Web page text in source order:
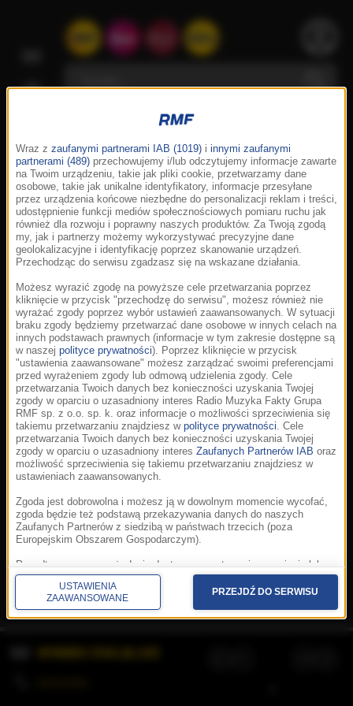
Korzystanie z portalu oznacza akceptację
Prywatność.Aplikacje.© 2026 Radio Muzyka
Fakty Grupa RMF sp. z o.o. sp. k.
Wraz z zaufanymi partnerami IAB (1019) i innymi zaufanymi
partnerami (489) przechowujemy i/lub odczytujemy informacje zawarte
na Twoim urządzeniu, takie jak pliki cookie, przetwarzamy dane
osobowe, takie jak unikalne identyfikatory, informacje przesyłane
przez urządzenia końcowe niezbędne do personalizacji reklam i treści,
udostępnienie funkcji mediów społecznościowych pomiaru ruchu jak
również dla rozwoju i poprawny naszych produktów. Za Twoją zgodą
my, jak i partnerzy możemy wykorzystywać precyzyjne dane
geolokalizacyjne i identyfikację poprzez skanowanie urządzeń.
Przechodząc do serwisu zgadzasz się na wskazane działania.
Możesz wyrazić zgodę na powyższe cele przetwarzania poprzez
kliknięcie w przycisk "przechodzę do serwisu", możesz również nie
wyrażać zgody poprzez wybór ustawień zaawansowanych. W sytuacji
braku zgody będziemy przetwarzać dane osobowe w innych celach na
innych podstawach prawnych (informacje w tym zakresie dostępne są
w naszej polityce prywatności). Poprzez kliknięcie w przycisk
"ustawienia zaawansowane" możesz zarządzać swoimi preferencjami
przed wyrażeniem zgody lub odmową udzielenia zgody. Cele
przetwarzania Twoich danych bez konieczności uzyskania Twojej
zgody w oparciu o uzasadniony interes Radio Muzyka Fakty Grupa
RMF sp. z o.o. sp. k. oraz informacje o możliwości sprzeciwienia się
takiemu przetwarzaniu znajdziesz w polityce prywatności. Cele
przetwarzania Twoich danych bez konieczności uzyskania Twojej
zgody w oparciu o uzasadniony interes Zaufanych Partnerów IAB oraz
możliwość sprzeciwienia się takiemu przetwarzaniu znajdziesz w
ustawieniach zaawansowanych.
Zgoda jest dobrowolna i możesz ją w dowolnym momencie wycofać,
zgoda będzie też podstawą przekazywania danych do naszych
Zaufanych Partnerów z siedzibą w państwach trzecich (poza
Europejskim Obszarem Gospodarczym).
Ponadto masz prawo żądania dostępu, sprostowania, usunięcia lub
ograniczenia przetwarzania danych, a także złożenia skargi do
Prezesa Urzędu Ochrony Danych Osobowych. W polityce prywatności
znajdziesz informacje jak wykonać swoje prawa. Szczegółowe
informacje na temat przetwarzania Twoich danych znajdują się w
USTAWIENIA
ZAAWANSOWANE
PRZEJDŹ DO SERWISU